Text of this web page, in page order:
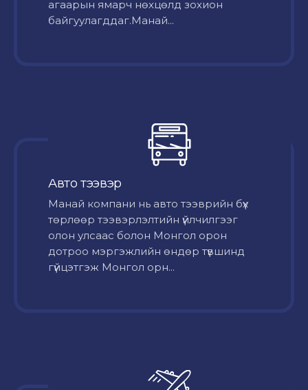
агаарын ямарч нөхцөлд зохион
байгуулагддаг.Манай...
Авто тээвэр
Mанай компани нь авто тээврийн бүх
төрлөөр тээвэрлэлтийн үйлчилгээг
олон улсаас болон Монгол орон
дотроо мэргэжлийн өндөр түвшинд
гүйцэтгэж Монгол орн...